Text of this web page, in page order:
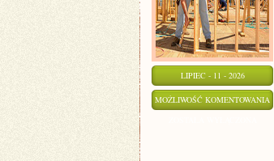
LIPIEC - 11 - 2026
MOŻLIWOŚĆ KOMENTOWANIA